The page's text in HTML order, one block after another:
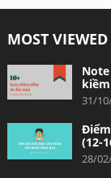
MOST VIEWED
31/
(12-
28/